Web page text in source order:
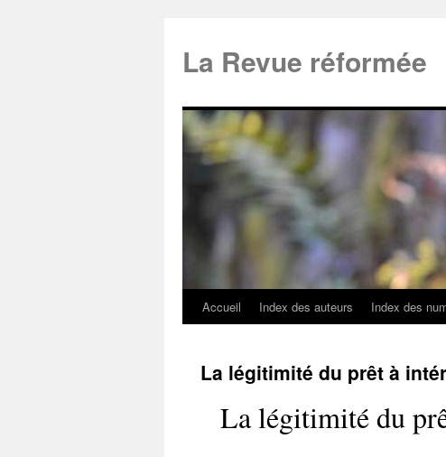
La Revue réformée
Accueil Index des auteurs Index des
La légitimité du prêt à
La légitimité du